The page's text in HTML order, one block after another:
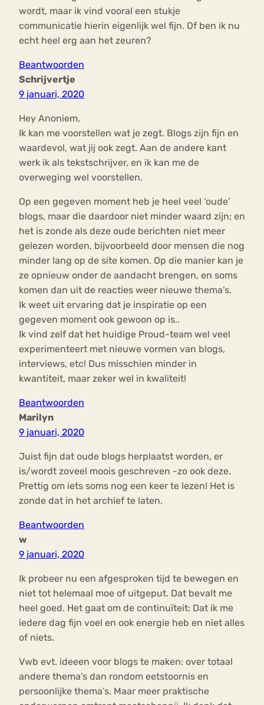
wordt, maar ik vind vooral een stukje
communicatie hierin eigenlijk wel fijn. Of ben ik nu
echt heel erg aan het zeuren?
Beantwoorden
Schrijvertje
9 januari, 2020
Hey Anoniem,
Ik kan me voorstellen wat je zegt. Blogs zijn fijn en
waardevol, wat jij ook zegt. Aan de andere kant
werk ik als tekstschrijver, en ik kan me de
overweging wel voorstellen.
Op een gegeven moment heb je heel veel ‘oude’
blogs, maar die daardoor niet minder waard zijn; en
het is zonde als deze oude berichten niet meer
gelezen worden, bijvoorbeeld door mensen die nog
minder lang op de site komen. Op die manier kan je
ze opnieuw onder de aandacht brengen, en soms
komen dan uit de reacties weer nieuwe thema’s.
Ik weet uit ervaring dat je inspiratie op een
gegeven moment ook gewoon op is..
Ik vind zelf dat het huidige Proud-team wel veel
experimenteert met nieuwe vormen van blogs,
interviews, etc! Dus misschien minder in
kwantiteit, maar zeker wel in kwaliteit!
Beantwoorden
Marilyn
9 januari, 2020
Juist fijn dat oude blogs herplaatst worden, er
is/wordt zoveel moois geschreven -zo ook deze.
Prettig om iets soms nog een keer te lezen! Het is
zonde dat in het archief te laten.
Beantwoorden
w
9 januari, 2020
Ik probeer nu een afgesproken tijd te bewegen en
niet tot helemaal moe of uitgeput. Dat bevalt me
heel goed. Het gaat om de continuïteit: Dat ik me
iedere dag fijn voel en ook energie heb en niet alles
of niets.
Vwb evt. ideeen voor blogs te maken: over totaal
andere thema’s dan rondom eetstoornis en
persoonlijke thema’s. Maar meer praktische